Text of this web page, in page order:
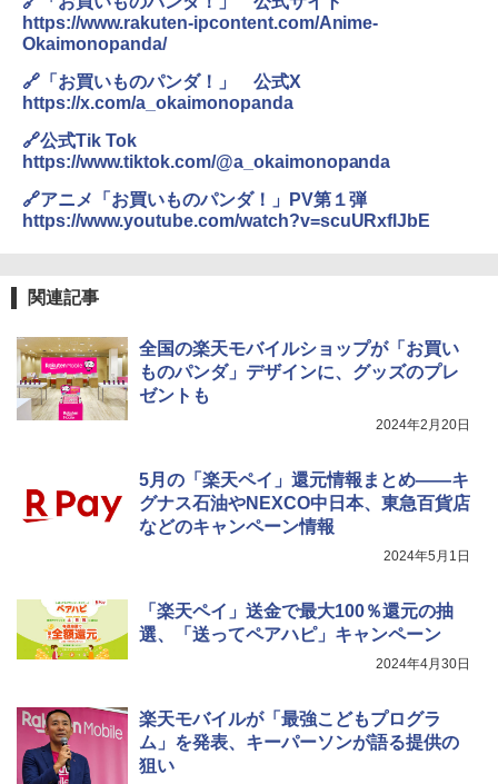
https://www.rakuten-ipcontent.com/Anime-
Okaimonopanda/
🔗「お買いものパンダ！」 公式X
https://x.com/a_okaimonopanda
🔗公式Tik Tok
https://www.tiktok.com/@a_okaimonopanda
🔗アニメ「お買いものパンダ！」PV第１弾
https://www.youtube.com/watch?v=scuURxflJbE
関連記事
全国の楽天モバイルショップが「お買い
ものパンダ」デザインに、グッズのプレ
ゼントも
2024年2月20日
5月の「楽天ペイ」還元情報まとめ――キ
グナス石油やNEXCO中日本、東急百貨店
などのキャンペーン情報
2024年5月1日
「楽天ペイ」送金で最大100％還元の抽
選、「送ってペアハピ」キャンペーン
2024年4月30日
楽天モバイルが「最強こどもプログラ
ム」を発表、キーパーソンが語る提供の
狙い